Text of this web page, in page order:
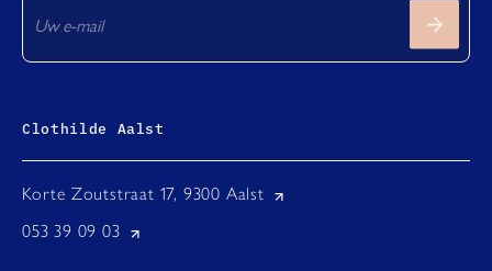
Clothilde Aalst
Korte Zoutstraat 17, 9300 Aalst
053 39 09 03